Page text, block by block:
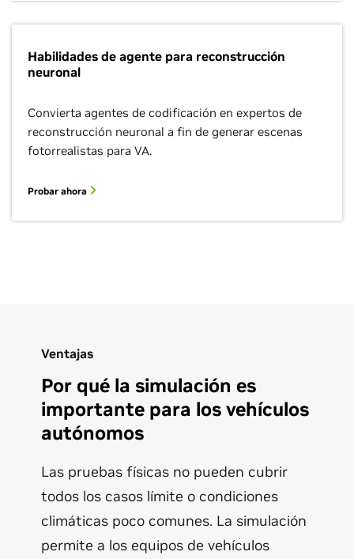
Habilidades de agente para reconstrucción
neuronal
Convierta agentes de codificación en expertos de
reconstrucción neuronal a fin de generar escenas
fotorrealistas para VA.
Probar ahora
Ventajas
Por qué la simulación es
importante para los vehículos
autónomos
Las pruebas físicas no pueden cubrir
todos los casos límite o condiciones
climáticas poco comunes. La simulación
permite a los equipos de vehículos